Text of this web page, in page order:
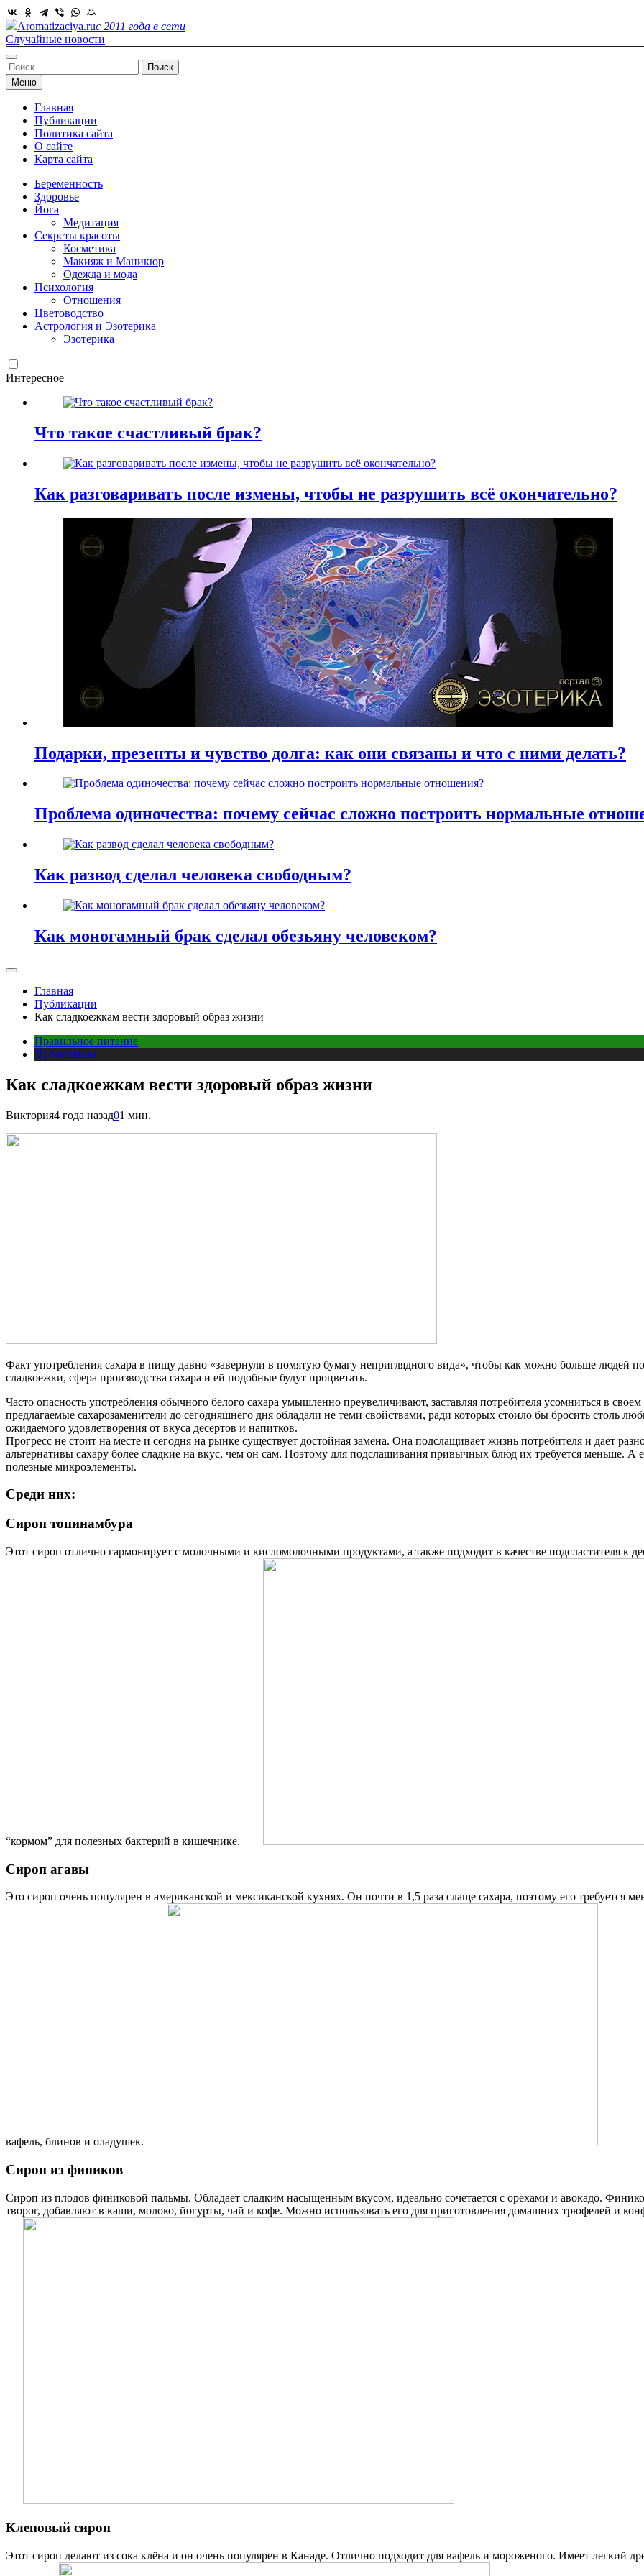
Skip
to
content
Aromatizaciya.ruс 2011 года в сети
Случайные новости
Найти:
Меню
Главная
Публикации
Политика сайта
О сайте
Карта сайта
Беременность
Здоровье
Йога
Медитация
Секреты красоты
Косметика
Макияж и Маникюр
Одежда и мода
Психология
Отношения
Цветоводство
Астрология и Эзотерика
Эзотерика
Интересное
Что такое счастливый брак?
Как разговаривать после измены, чтобы не разрушить всё окончательно?
Подарки, презенты и чувство долга: как они связаны и что с ними делать?
Проблема одиночества: почему сейчас сложно построить нормальные
Как развод сделал человека свободным?
Как моногамный брак сделал обезьяну человеком?
Главная
Публикации
Как сладкоежкам вести здоровый образ жизни
Правильное питание
Публикации
Как сладкоежкам вести здоровый образ жизни
Виктория4 года назад01 мин.
Факт употребления сахара в пищу давно «завернули в помятую бумагу неприглядного вида», чтобы как можно больше людей
сладкоежки, сфера производства сахара и ей подобные будут процветать.
Часто опасность употребления обычного белого сахара умышленно преувеличивают, заставляя потребителя усомниться в
предлагаемые сахарозаменители до сегодняшнего дня обладали не теми свойствами, ради которых стоило бы бросить столь
ожидаемого удовлетворения от вкуса десертов и напитков.
Прогресс не стоит на месте и сегодня на рынке существует достойная замена. Она подслащивает жизнь потребителя и дает
альтернативы сахару более сладкие на вкус, чем он сам. Поэтому для подслащивания привычных блюд их требуется меньше. А
полезные микроэлементы.
Среди них:
Сироп топинамбура
Этот сироп отлично гармонирует с молочными и кисломолочными продуктами, а также подходит в качестве подсластителя к
“кормом” для полезных бактерий в кишечнике.
Сироп агавы
Это сироп очень популярен в американской и мексиканской кухнях. Он почти в 1,5 раза слаще сахара, поэтому его требуется
вафель, блинов и оладушек.
Сироп из фиников
Сироп из плодов финиковой пальмы. Обладает сладким насыщенным вкусом, идеально сочетается с орехами и авокадо.
творог, добавляют в каши, молоко, йогурты, чай и кофе. Можно использовать его для приготовления домашних трюфелей и
Кленовый сироп
Этот сироп делают из сока клёна и он очень популярен в Канаде. Отлично подходит для вафель и мороженого. Имеет легкий